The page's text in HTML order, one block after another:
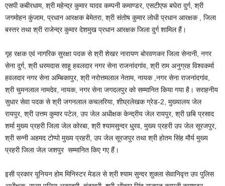
एसपी कबीरधाम, श्री महेन्द्र कुमार यादव कम्पनी कमाण्डर, एसटीएफ बघेरा दुर्ग, श्री
जगमोहन कुंजाम, प्रधान आरक्षक बेमेतरा, श्री संतोष कुमार लोधी प्रधान आरक्षक , जिला
बस्तर तथा श्री राजेन्द्र कुमार देशमुख प्रधान आरक्षक जिला दुर्ग शामिल हैं।
गृह रक्षक एवं नागरिक सुरक्षा पदक से श्री शेखर नारायण बोरवणकर जिला सेनानी, नगर
सेना दुर्ग, श्री धरमदास साहू हवलदार नगर सेना राजनांदगांव, श्री राम अनुग्रह विश्वकर्मा
हवलदार नगर सेना अम्बिकापुर, श्री नरोत्तमलाल नेताम, नायक ,नगर सेना राजनांदगांव,
श्री चुमनलाल नामदेव, नायक, नगर सेना जगदलपुर को सम्मानित किया गया है। सराहनीय
सुधार सेवा पदक से श्री जगनलाल कचलरिया, शीघ्रलेखक ग्रेड-2, मुख्यालय जेल
रायपुर, श्री उत्तम कुमार पटेल, उप जेल अधीक्षक केन्द्रीय जेल रायपुर, श्री छबि प्रसाद
शर्मा मुख्य प्रहरी जिला जेल कोरबा, श्री श्यामसुन्दर धु्रव, मुख्य प्रहरी उप जेल सूरजपुर,
श्री सन्नी अहमद टोप्पो मुख्य प्रहरी, उप जेल सूरजपुर तथा श्री होतम सिंह मौर्य मुख्य
प्रहरी जिला जेल जशपुर सम्मानित किए गए हैं।
इसी प्रकार यूनियन होम मिनिस्टर मेडल से श्री श्याम सुन्दर शुक्ला सेवानिवृत्त उप पुलिस